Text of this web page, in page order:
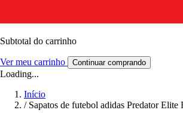
Subtotal do carrinho
Ver meu carrinho Continuar comprando
Loading...
Início
/ Sapatos de futebol adidas Predator Elite